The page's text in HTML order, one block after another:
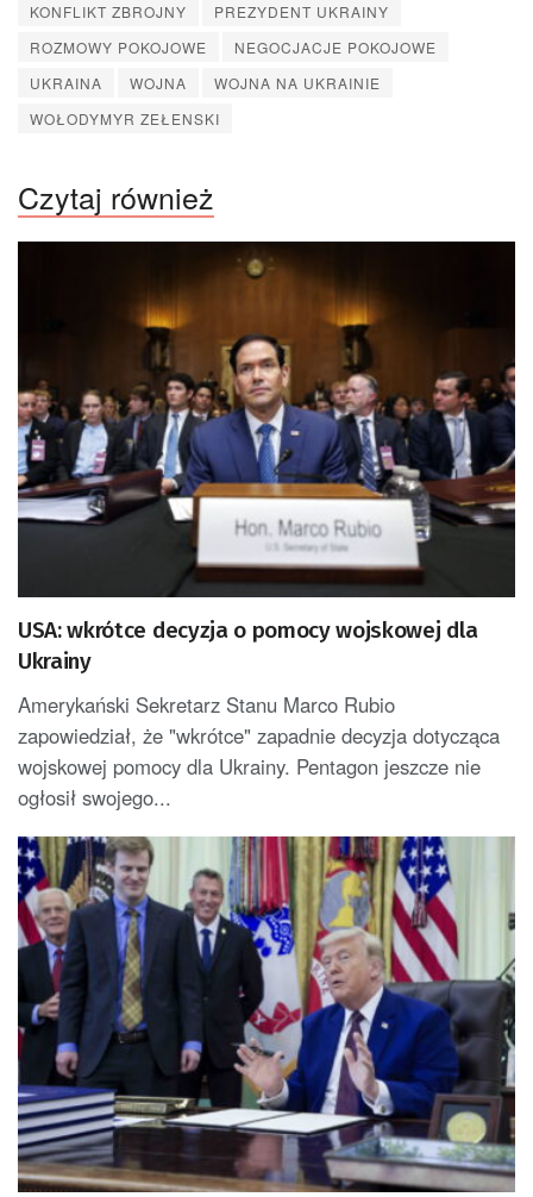
KONFLIKT ZBROJNY
PREZYDENT UKRAINY
ROZMOWY POKOJOWE
NEGOCJACJE POKOJOWE
UKRAINA
WOJNA
WOJNA NA UKRAINIE
WOŁODYMYR ZEŁENSKI
Czytaj również
USA: wkrótce decyzja o pomocy wojskowej dla
Ukrainy
Amerykański Sekretarz Stanu Marco Rubio
zapowiedział, że "wkrótce" zapadnie decyzja dotycząca
wojskowej pomocy dla Ukrainy. Pentagon jeszcze nie
ogłosił swojego...